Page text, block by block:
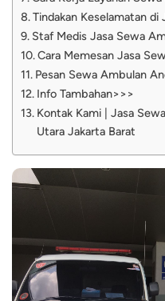
Tindakan Keselamatan
Staf Medis Jasa Sewa
Cara Memesan Jasa
Pesan Sewa Ambulan
Info Tambahan>>>
Kontak Kami | Jasa
Utara Jakarta Barat